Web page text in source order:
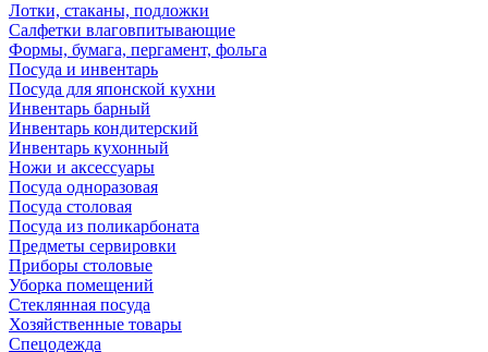
Лотки, стаканы, подложки
Салфетки влаговпитывающие
Формы, бумага, пергамент, фольга
Посуда и инвентарь
Посуда для японской кухни
Инвентарь барный
Инвентарь кондитерский
Инвентарь кухонный
Ножи и аксессуары
Посуда одноразовая
Посуда столовая
Посуда из поликарбоната
Предметы сервировки
Приборы столовые
Уборка помещений
Стеклянная посуда
Хозяйственные товары
Спецодежда